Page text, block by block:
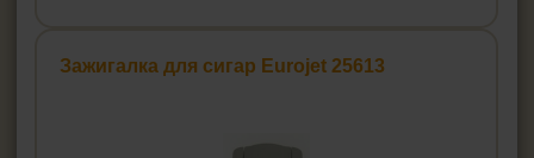
Зажигалка для сигар Eurojet 25613